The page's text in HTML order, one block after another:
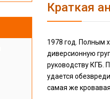
Краткая
1978 год. Полным
диверсионную
руководству КГБ.
удается
самая же